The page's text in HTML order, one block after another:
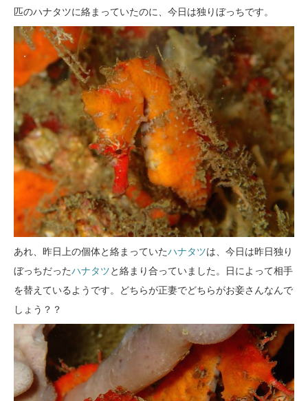
匹のハナタツに絡まっていたのに、今日は独りぼっちです。
あれ、昨日上の個体と絡まっていたハナタツは、今日は昨日独り
ぼっちだったハナタツと絡まり合っていました。日によって相手
を替えているようです。どちらが正妻でどちらがお妾さんなんで
しょう？？